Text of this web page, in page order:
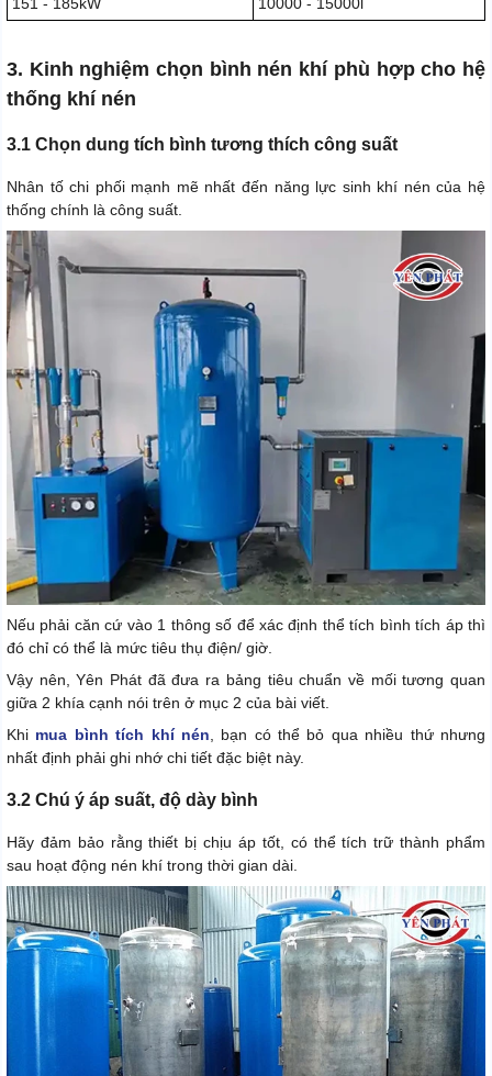
151 - 185kW 10000 - 15000l
3. Kinh nghiệm chọn bình nén khí phù hợp cho hệ
thống khí nén
3.1 Chọn dung tích bình tương thích công suất
Nhân tố chi phối mạnh mẽ nhất đến năng lực sinh khí nén của hệ
thống chính là công suất.
Nếu phải căn cứ vào 1 thông số để xác định thể tích bình tích áp thì
đó chỉ có thể là mức tiêu thụ điện/ giờ.
Vậy nên, Yên Phát đã đưa ra bảng tiêu chuẩn về mối tương quan
giữa 2 khía cạnh nói trên ở mục 2 của bài viết.
Khi mua bình tích khí nén , bạn có thể bỏ qua nhiều thứ nhưng
nhất định phải ghi nhớ chi tiết đặc biệt này.
3.2 Chú ý áp suất, độ dày bình
Hãy đảm bảo rằng thiết bị chịu áp tốt, có thể tích trữ thành phẩm
sau hoạt động nén khí trong thời gian dài.